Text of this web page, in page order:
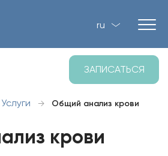
ru
ЗАПИСАТЬСЯ
Услуги → Общий анализ крови
крови